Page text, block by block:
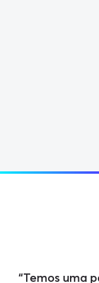
“Temos uma